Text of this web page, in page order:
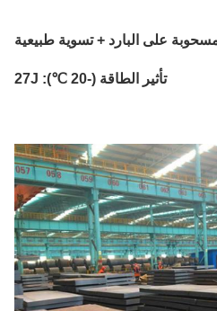
على البارد + تسوية طبيعية
تأثير الطاقة (-20 ℃): 27J